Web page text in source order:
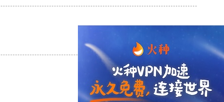
支持
支持[0] 反对[0]